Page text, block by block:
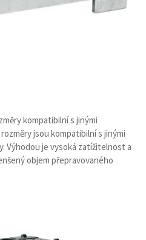
kompatibilní s jinými
jsou kompatibilní s jinými
Výhodou je vysoká zatížitelnost a
objem přepravovaného